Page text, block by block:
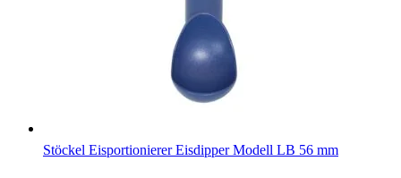
Stöckel Eisportionierer Eisdipper Modell LB 56 mm